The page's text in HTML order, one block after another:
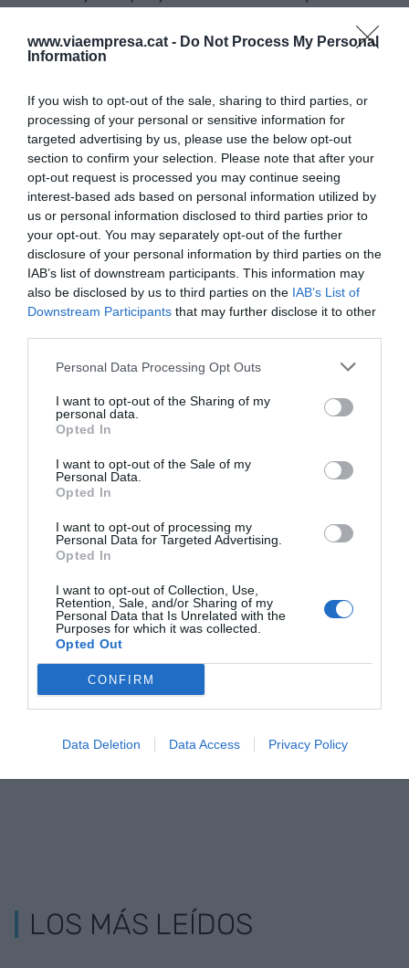
www.viaempresa.cat - Do Not Process My Personal
Information
If you wish to opt-out of the sale, sharing to third parties, or
processing of your personal or sensitive information for
targeted advertising by us, please use the below opt-out
section to confirm your selection. Please note that after your
opt-out request is processed you may continue seeing
interest-based ads based on personal information utilized by
us or personal information disclosed to third parties prior to
your opt-out. You may separately opt-out of the further
disclosure of your personal information by third parties on the
IAB’s list of downstream participants. This information may
also be disclosed by us to third parties on the IAB’s List of
Downstream Participants that may further disclose it to other
Personal Data Processing Opt Outs
I want to opt-out of the Sharing of my
personal data.
Opted In
I want to opt-out of the Sale of my
Personal Data.
Opted In
I want to opt-out of processing my
Personal Data for Targeted Advertising.
Opted In
I want to opt-out of Collection, Use,
Retention, Sale, and/or Sharing of my
Personal Data that Is Unrelated with the
Purposes for which it was collected.
Opted Out
CONFIRM
Data Deletion Data Access Privacy Policy
HolaHome se define como la primera que ofrece
este servicio a través del móvil.
En el primer semestre del año, la compañía ha
incrementado el número de usuarios registrados
en la aplicación móvil hasta los 700 actuales, y la
previsión es alcanzar los 3.000 al cierre de 2019.
Laproptechha arrancado su negocio en
Catalunya, donde se realizan unos 84.000
contratos de alquiler al año, y confía alcanzar el
15% de esa cuota en 2020, es decir, gestionar más
AñadirVIA Empresa
como fuente preferida
de Google de forma gratuita
actualidad
ACTIVAR AHORA
RELACIONADAS
LOS MÁS LEÍDOS